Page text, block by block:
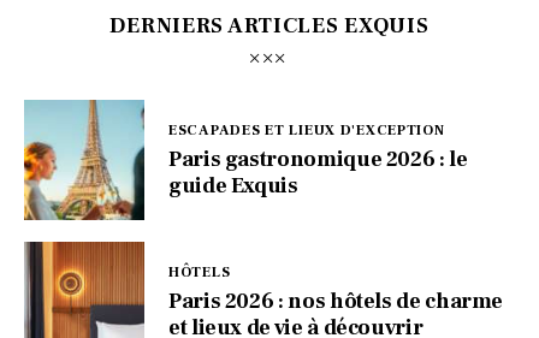
DERNIERS ARTICLES EXQUIS
ESCAPADES ET LIEUX D'EXCEPTION
Paris gastronomique 2026 : le
guide Exquis
HÔTELS
Paris 2026 : nos hôtels de charme
et lieux de vie à découvrir